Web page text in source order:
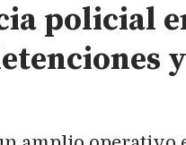
policial
y